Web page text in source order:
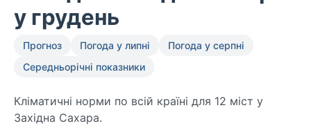
у грудень
Прогноз Погода у липні
Погода у серпні
Середньорічні показники
Кліматичні норми по всій країні для 12 міст у
Західна Сахара.